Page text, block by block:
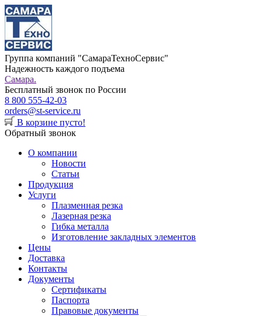
Группа компаний "СамараТехноСервис"
Надежность каждого подъема
Самара.
Бесплатный звонок по России
8 800 555-42-03
orders@st-service.ru
В корзине пусто!
Обратный звонок
О компании
Новости
Статьи
Продукция
Услуги
Плазменная резка
Лазерная резка
Гибка металла
Изготовление закладных элементов
Цены
Доставка
Контакты
Документы
Сертификаты
Паспорта
Правовые документы